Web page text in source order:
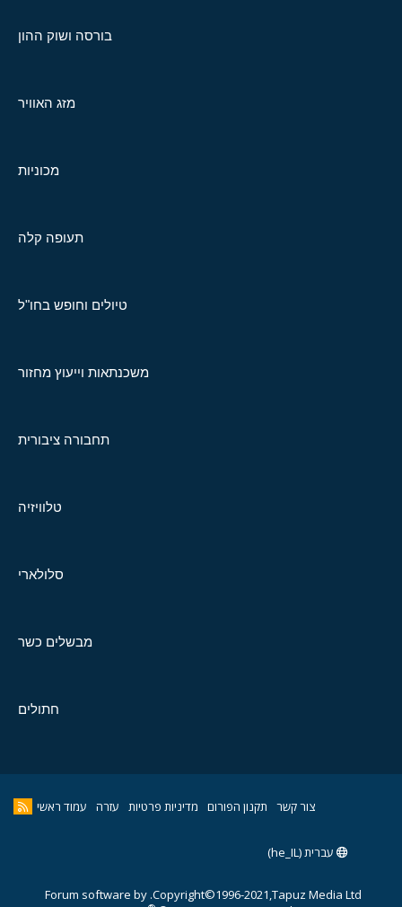
בורסה ושוק ההון
מזג האוויר
מכוניות
תעופה קלה
טיולים וחופש בחו"ל
משכנתאות וייעוץ מחזור
תחבורה ציבורית
טלוויזיה
סלולארי
מבשלים כשר
חתולים
צור קשר תקנון הפורום מדיניות פרטיות עזרה עמוד ראשי
עברית (he_IL)
Copyright©1996-2021,Tapuz Media Ltd.
Forum software by